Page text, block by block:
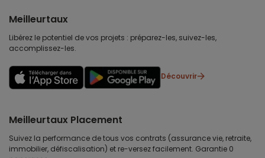
Meilleurtaux
Libérez le potentiel de vos projets : préparez-les, suivez-les,
accomplissez-les.
Découvrir
Meilleurtaux Placement
Suivez la performance de tous vos contrats (assurance vie, retraite,
immobilier, défiscalisation) et re-versez facilement. Garantie 0